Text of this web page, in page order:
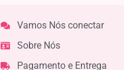
Vamos Nós conectar
Sobre Nós
Pagamento e Entrega